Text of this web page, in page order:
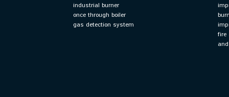
industrial burner
once through boiler
gas detection system
fire